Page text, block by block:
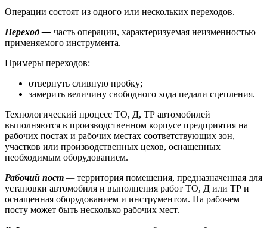
Операции состоят из одного или нескольких переходов.
Переход — часть операции, характеризуемая неизменностью
применяемого инструмента.
Примеры переходов:
отвернуть сливную пробку;
замерить величину свободного хода педали сцепления.
Технологический процесс ТО, Д, ТР автомобилей
выполняются в производственном корпусе предприятия на
рабочих постах и рабочих местах соответствующих зон,
участков или производственных цехов, оснащенных
необходимым оборудованием.
Рабочий пост —территория помещения, предназначенная для
установки автомобиля и выполнения работ ТО, Д или ТР и
оснащенная оборудованием и инструментом. На рабочем
посту может быть несколько рабочих мест.